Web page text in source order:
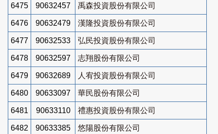
6475 90632457 禹森投資股份有限公司
6476 90632479 漢隆投資股份有限公司
6477 90632533 弘民投資股份有限公司
6478 90632597 志翔股份有限公司
6479 90632689 人宥投資股份有限公司
6480 90633097 華民股份有限公司
6481 90633110 禮惠投資股份有限公司
6482 90633385 悠陽股份有限公司